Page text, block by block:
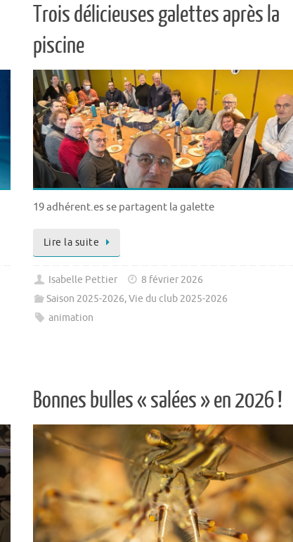
Trois délicieuses galettes après la
piscine
19 adhérent.es se partagent la galette
Lire la suite
Isabelle Pettier
8 février 2026
Saison 2025-2026,Vie du club 2025-2026
animation
Bonnes bulles « salées » en 2026 !